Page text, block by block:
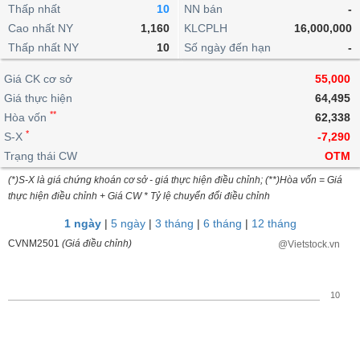
lỗ
dịch
nội
Niên
giám
Tài
liệu
cổ
Định
giá
ngoài
doanh
Top
cổ
phiếu
ngành
dịch
Chứng
quyền
quan
Thống
giao
dịch
Thống
giao
dịch
Tin
tức
Phân
tích
kỹ
thuật
trực
tuyến
Bộ
lọc
cổ
So
Vĩ
mô
lai
Chứng
quyền
Trái
phiếu
IR
Awards
tạo
Dịch
vụ
Thấp nhất
10
Cao nhất NY
1,160
Thấp nhất NY
10
NN bán
-
KLCPLH
16,000,000
Số ngày đến hạn
-
Giá CK cơ sở
55,000
Giá thực hiện
64,495
Hòa vốn **
62,338
S-X *
-7,290
Trạng thái CW
OTM
(*)S-X là giá chứng khoán cơ sở - giá thực hiện điều chỉnh; (**)Hòa vốn = Giá
thực hiện điều chỉnh + Giá CW * Tỷ lệ chuyển đổi điều chỉnh
1 ngày| 5 ngày| 3 tháng | 6 tháng | 12 tháng
CVNM2501 (Giá điều chỉnh) @Vietstock.vn
10
BẤT
ĐỘNG
SẢN
TÀI
CHÍNH
HÀNG